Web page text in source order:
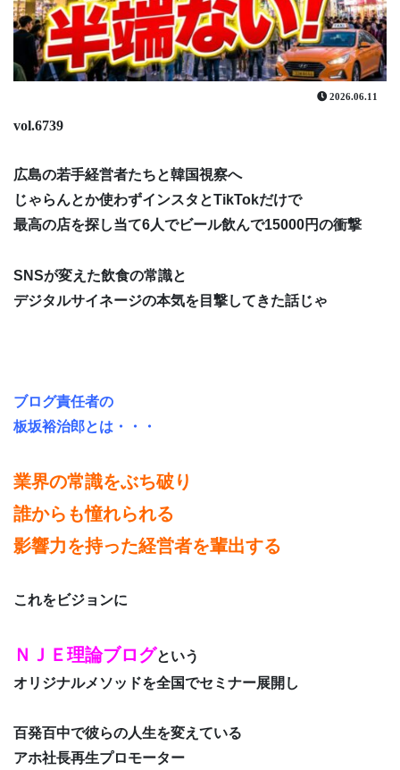
2026.06.11
vol.6739
広島の若手経営者たちと韓国視察へ
じゃらんとか使わずインスタとTikTokだけで
最高の店を探し当て6人でビール飲んで15000円の衝撃
SNSが変えた飲食の常識と
デジタルサイネージの本気を目撃してきた話じゃ
ブログ責任者の
板坂裕治郎とは・・・
業界の常識をぶち破り
誰からも憧れられる
影響力を持った経営者を輩出する
これをビジョンに
ＮＪＥ理論ブログという
オリジナルメソッドを全国でセミナー展開し
百発百中で彼らの人生を変えている
アホ社長再生プロモーター